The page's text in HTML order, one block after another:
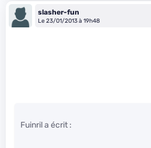
slasher-fun
Le 23/01/2013 à 19h48
Fuinril a écrit :